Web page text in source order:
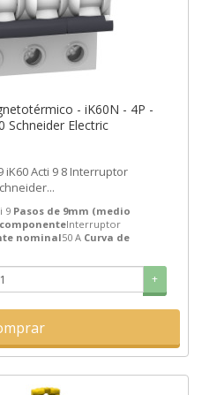
- iK60N - 4P -
Schneider Electric
9 Pasos de 9mm (medio
Interruptor
nominal50 A Curva de
+